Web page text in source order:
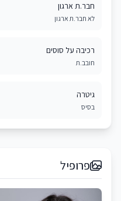
חבר.ת ארגון
לא חבר.ת ארגון
רכיבה על סוסים
חובב.ת
גיטרה
בסיס
פרופיל